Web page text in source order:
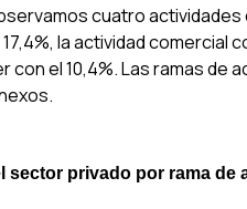
cuatro
la actividad comercial
con el 10,4%. Las ramas
privado por rama